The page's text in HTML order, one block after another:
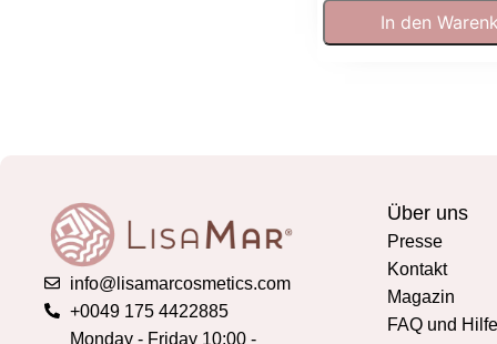
In den
info@lisamarcosmetics.com
+0049 175 4422885
Monday - Friday 10:00 -
Über uns
Presse
Kontakt
Magazin
FAQ und Hilfe